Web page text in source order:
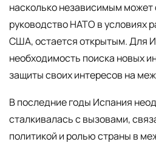
насколько независимым может
руководство НАТО в условиях
США, остается открытым. Для
необходимость поиска новых
защиты своих интересов на
В последние годы Испания
сталкивалась с вызовами,
политикой и ролью страны в